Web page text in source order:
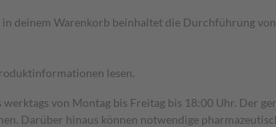
deinem Warenkorb beinhaltet die Durchführung
lesen.
von Montag bis Freitag bis 18:00 Uhr. Der
Darüber hinaus können notwendige